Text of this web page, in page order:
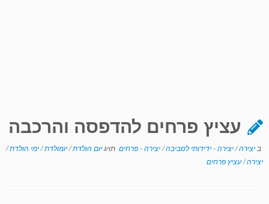
עציץ פרחים להדפסה והרכבה
ב יצירה/יצירה - ידידותי לסביבה/יצירה - פרחים תויגיום הולדת/יומולדת/ימי הולדת/
יצירה/עציץ פרחים